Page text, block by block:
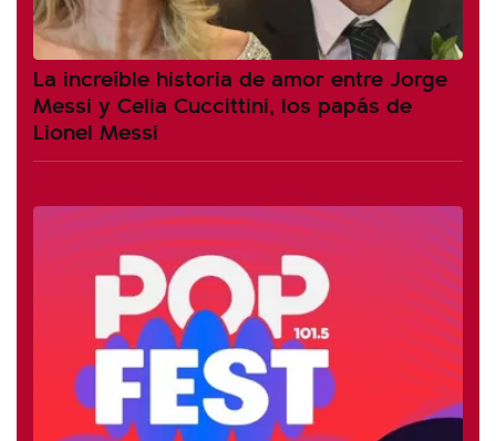
La increíble historia de amor entre Jorge
Messi y Celia Cuccittini, los papás de
Lionel Messi